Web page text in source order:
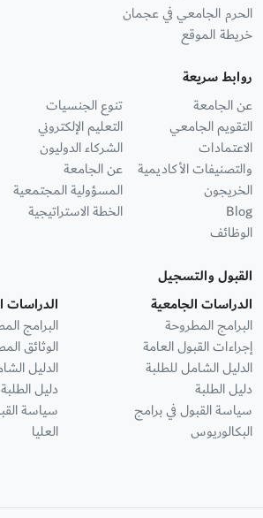
الحرم الجامعي في عجمان
خريطة الموقع
روابط سريعة
عن الجامعة
التقويم الجامعي
الاعتمادات
والتصنيفات الأكاديمية
الخريجون
Blog
الوظائف
تنوع الجنسيات
التعليم الإلكتروني
الشركاء الدوليون
عن الجامعة
المسؤولية المجتمعية
الخطة الاستراتيجية
القبول والتسجيل
الدراسات الجامعية
البرامج المطروحة
إجراءات القبول العامة
الدليل الشامل للطلبة
دليل الطلبة
سياسة القبول في برامج
البكالوريوس
الدراسات
البرامج
الوثائق
الدليل
دليل الطلبة
سياسة
العليا